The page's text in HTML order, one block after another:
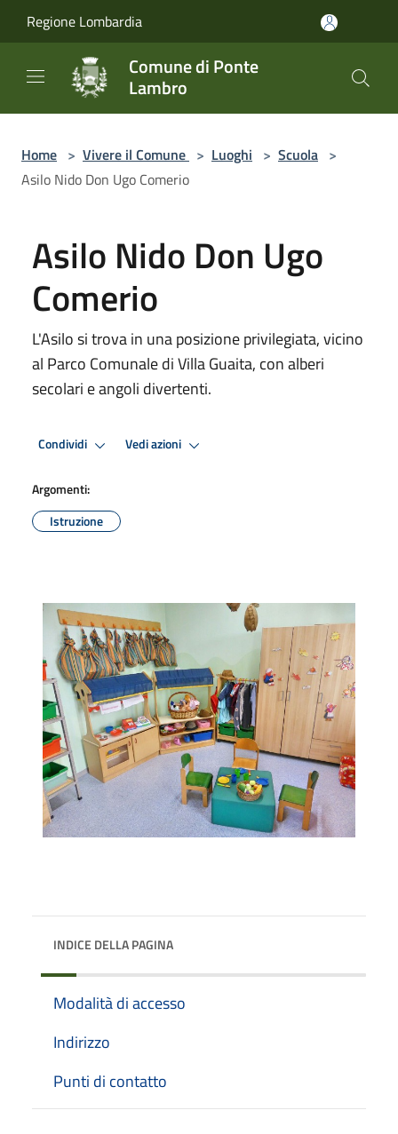
Regione Lombardia
Comune di Ponte
Lambro
Home > Vivere il Comune > Luoghi > Scuola >
Asilo Nido Don Ugo Comerio
Asilo Nido Don Ugo
Comerio
L'Asilo si trova in una posizione privilegiata, vicino
al Parco Comunale di Villa Guaita, con alberi
secolari e angoli divertenti.
Condividi Vedi azioni
Argomenti:
Istruzione
INDICE DELLA PAGINA
Modalità di accesso
Indirizzo
Punti di contatto